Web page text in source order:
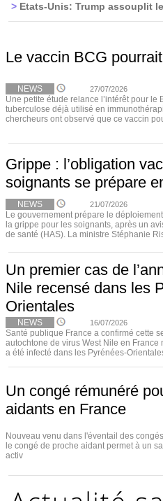
> Etats-Unis: Trump assouplit
Le vaccin BCG
NEWS 27/07/2026
Une petite étude relance l’intérêt pour le
tuberculose déjà utilisé en
chercheurs ont observé que ce vaccin
Grippe : l’obligation
soignants se prépare
NEWS 21/07/2026
Le gouvernement prépare le
la grippe pour les soignants, après un
de santé (HAS). La ministre Stéphanie
Un premier cas de
Nile recensé dans les
Orientales
NEWS 16/07/2026
Santé publique France a confirmé cette
autochtone de virus West Nile en
a été infecté dans les Pyrénées-
Un congé rémunéré
aidants en France
Nouveau venu dans l'éventail des
le congé de proche aidant permet à un
activ